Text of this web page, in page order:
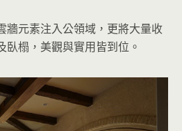
牆元素注入公領域，更將大量收
榻，美觀與實用皆到位。